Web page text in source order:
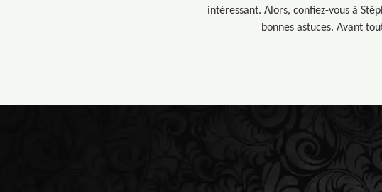
intéressant. Alors, confiez-vous à
bonnes astuces. Avant